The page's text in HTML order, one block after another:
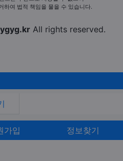
하여 법적 책임을 물을 수 있습니다.
All rights reserved.
가입 정보찾기